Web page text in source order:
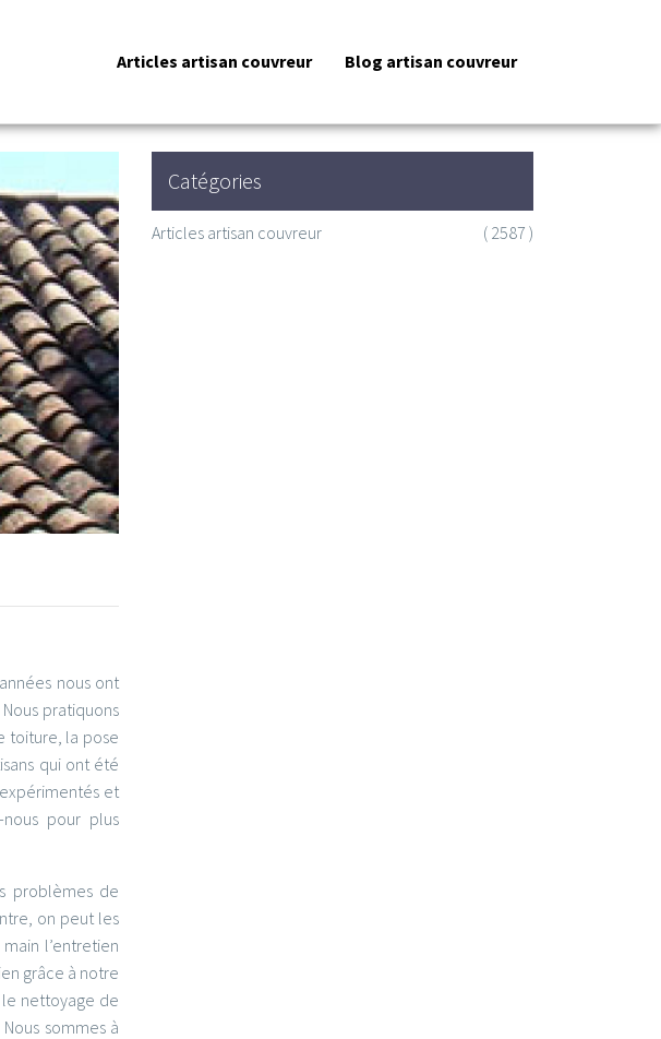
Articles artisan couvreur Blog artisan couvreur
nous ont
pratiquons
toiture, la pose
qui ont été
et
pour plus
problèmes de
on peut les
l’entretien
grâce à notre
nettoyage de
sommes à
Catégories
Articles artisan couvreur ( 2587 )